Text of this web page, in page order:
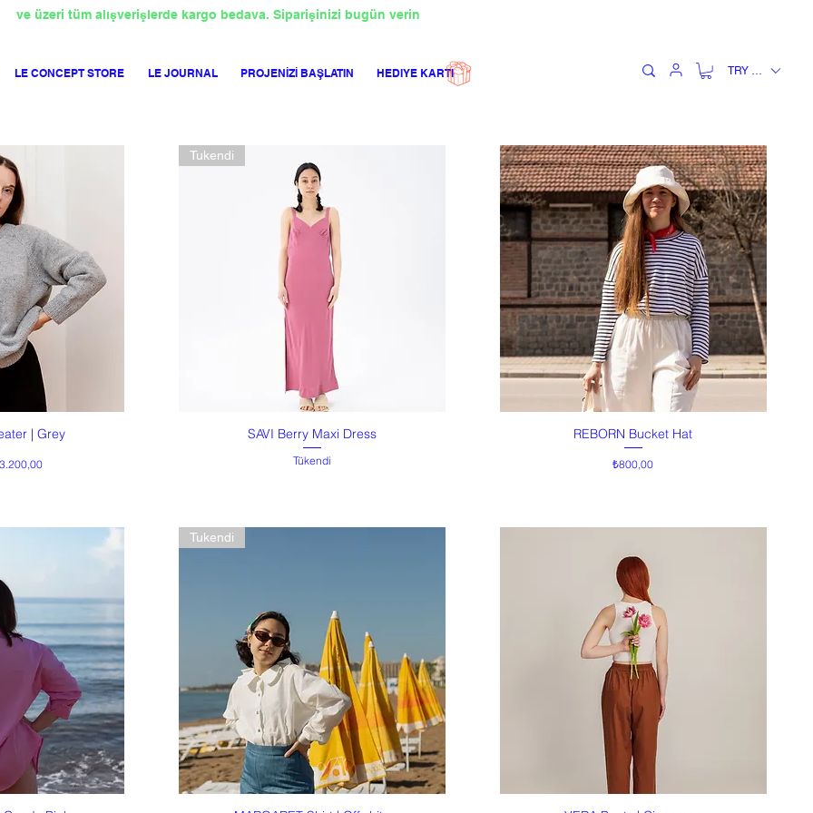
LE CONCEPT STORE LE JOURNAL PROJENİZİ BAŞLATIN HEDIYE KARTI
ve üzeri tüm alışverişlerde kargo bedava. Siparişinizi bugün verin
TRY (₺)
| Grey
Fiyat
Hızlı Bakış
Tukendi
SAVI Berry Maxi Dress
Tükendi
Hızlı Bakış
REBORN Bucket Hat
Fiyat
₺800,00
Tukendi